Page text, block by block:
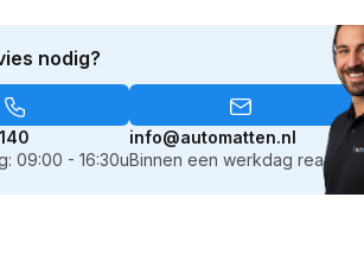
nodig?
09:00 - 16:30u
info@automatten.nl
Binnen een werkdag reactie